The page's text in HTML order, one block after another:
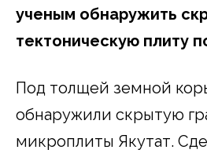
ученым обнаружить
тектоническую плиту
Под толщей земной
обнаружили скрытую
микроплиты Якутат.